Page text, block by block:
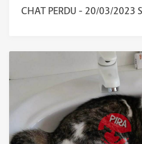
CHAT PERDU – 20/03/2023